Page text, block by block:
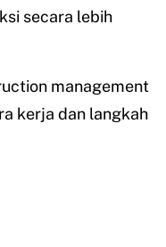
secara lebih
management
kerja dan langkah